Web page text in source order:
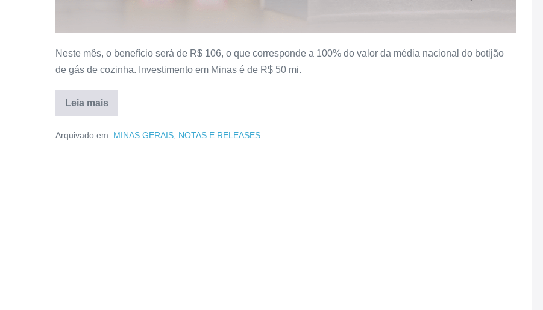
Neste mês, o benefício será de R$ 106, o que corresponde a 100% do valor da média nacional do botijão
de gás de cozinha. Investimento em Minas é de R$ 50 mi.
Leia mais
Arquivado em: MINAS GERAIS, NOTAS E RELEASES